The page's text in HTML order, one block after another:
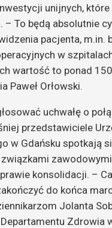
unijnych, które
– To będą absolutnie
pacjenta, m.in.
w
wartość to ponad
Paweł Orłowski.
uchwałę o
przedstawiciele
w Gdańsku spotkają
konsolidacji. –
do końca
Jolanta
Zdrowia